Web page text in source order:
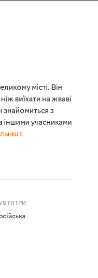
місті. Він
виїхати на жваві
знайомиться з
іншими учасниками